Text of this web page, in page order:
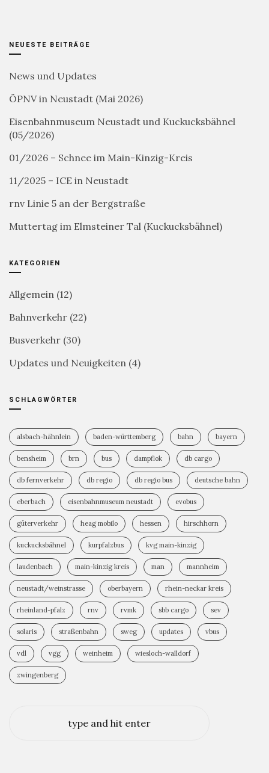
NEUESTE BEITRÄGE
News und Updates
ÖPNV in Neustadt (Mai 2026)
Eisenbahnmuseum Neustadt und Kuckucksbähnel
(05/2026)
01/2026 – Schnee im Main-Kinzig-Kreis
11/2025 – ICE in Neustadt
rnv Linie 5 an der Bergstraße
Muttertag im Elmsteiner Tal (Kuckucksbähnel)
KATEGORIEN
Allgemein (12)
Bahnverkehr (22)
Busverkehr (30)
Updates und Neuigkeiten (4)
SCHLAGWÖRTER
alsbach-hähnlein baden-württemberg bahn bayern
bensheim brn bus dampflok db cargo
db fernverkehr db regio db regio bus deutsche bahn
eberbach eisenbahnmuseum neustadt evobus
güterverkehr heag mobilo hessen hirschhorn
kuckucksbähnel kurpfalzbus kvg main-kinzig
laudenbach main-kinzig kreis man mannheim
neustadt/weinstrasse oberbayern rhein-neckar kreis
rheinland-pfalz rnv rvmk sbb cargo sev
solaris straßenbahn sweg updates vbus
vdl vgg weinheim wiesloch-walldorf
zwingenberg